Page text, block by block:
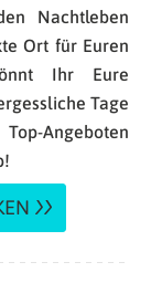
Nachtleben
Ort für Euren
Ihr Eure
Tage
Angeboten